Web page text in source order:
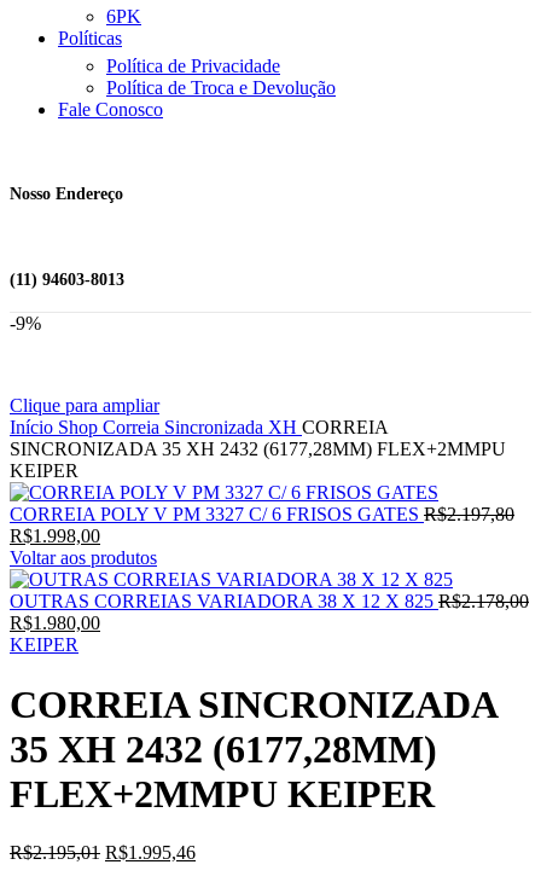
6PK
Políticas
Política de Privacidade
Política de Troca e Devolução
Fale Conosco
Nosso Endereço
(11) 94603-8013
-9%
Clique para ampliar
Início Shop Correia Sincronizada XH CORREIA
SINCRONIZADA 35 XH 2432 (6177,28MM) FLEX+2MMPU
KEIPER
CORREIA POLY V PM 3327 C/ 6 FRISOS GATES R$2.197,80O
R$1.998,00O
preço
atual
é:
R$1.998,00.
Voltar aos produtos
OUTRAS CORREIAS VARIADORA 38 X 12 X 825 R$2.178,00
O
preço
era:
R$2.178,00.
R$1.980,00O
é:
R$1.980,00.
KEIPER
CORREIA SINCRONIZADA
35 XH 2432 (6177,28MM)
FLEX+2MMPU KEIPER
R$2.195,01 O
R$1.995,46O